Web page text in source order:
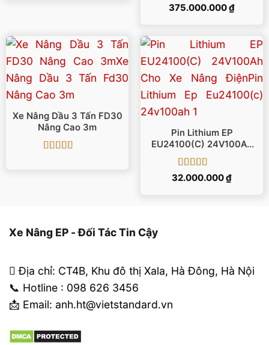
Được xếp
375.000.000₫
Xe Nâng Dầu 3 Tấn FD30
Nâng Cao 3m
Pin Lithium EP
EU24100(C) 24V100Ah
Cho Xe Nâng Điện
Được xếp
32.000.000₫
Xe Nâng EP - Đối Tác Tin Cậy
Địa chỉ: CT4B, Khu đô thị Xala, Hà Đông, Hà Nội
📞 Hotline : 098 626 3456
📩 Email: anh.ht@vietstandard.vn